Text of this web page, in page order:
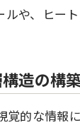
ルや、ヒー
造の構
覚的な情報